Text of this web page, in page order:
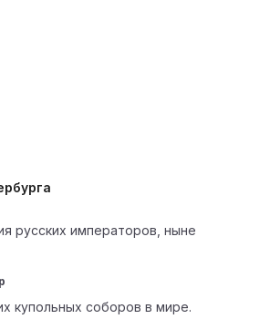
русских императоров, ныне
купольных соборов в мире.